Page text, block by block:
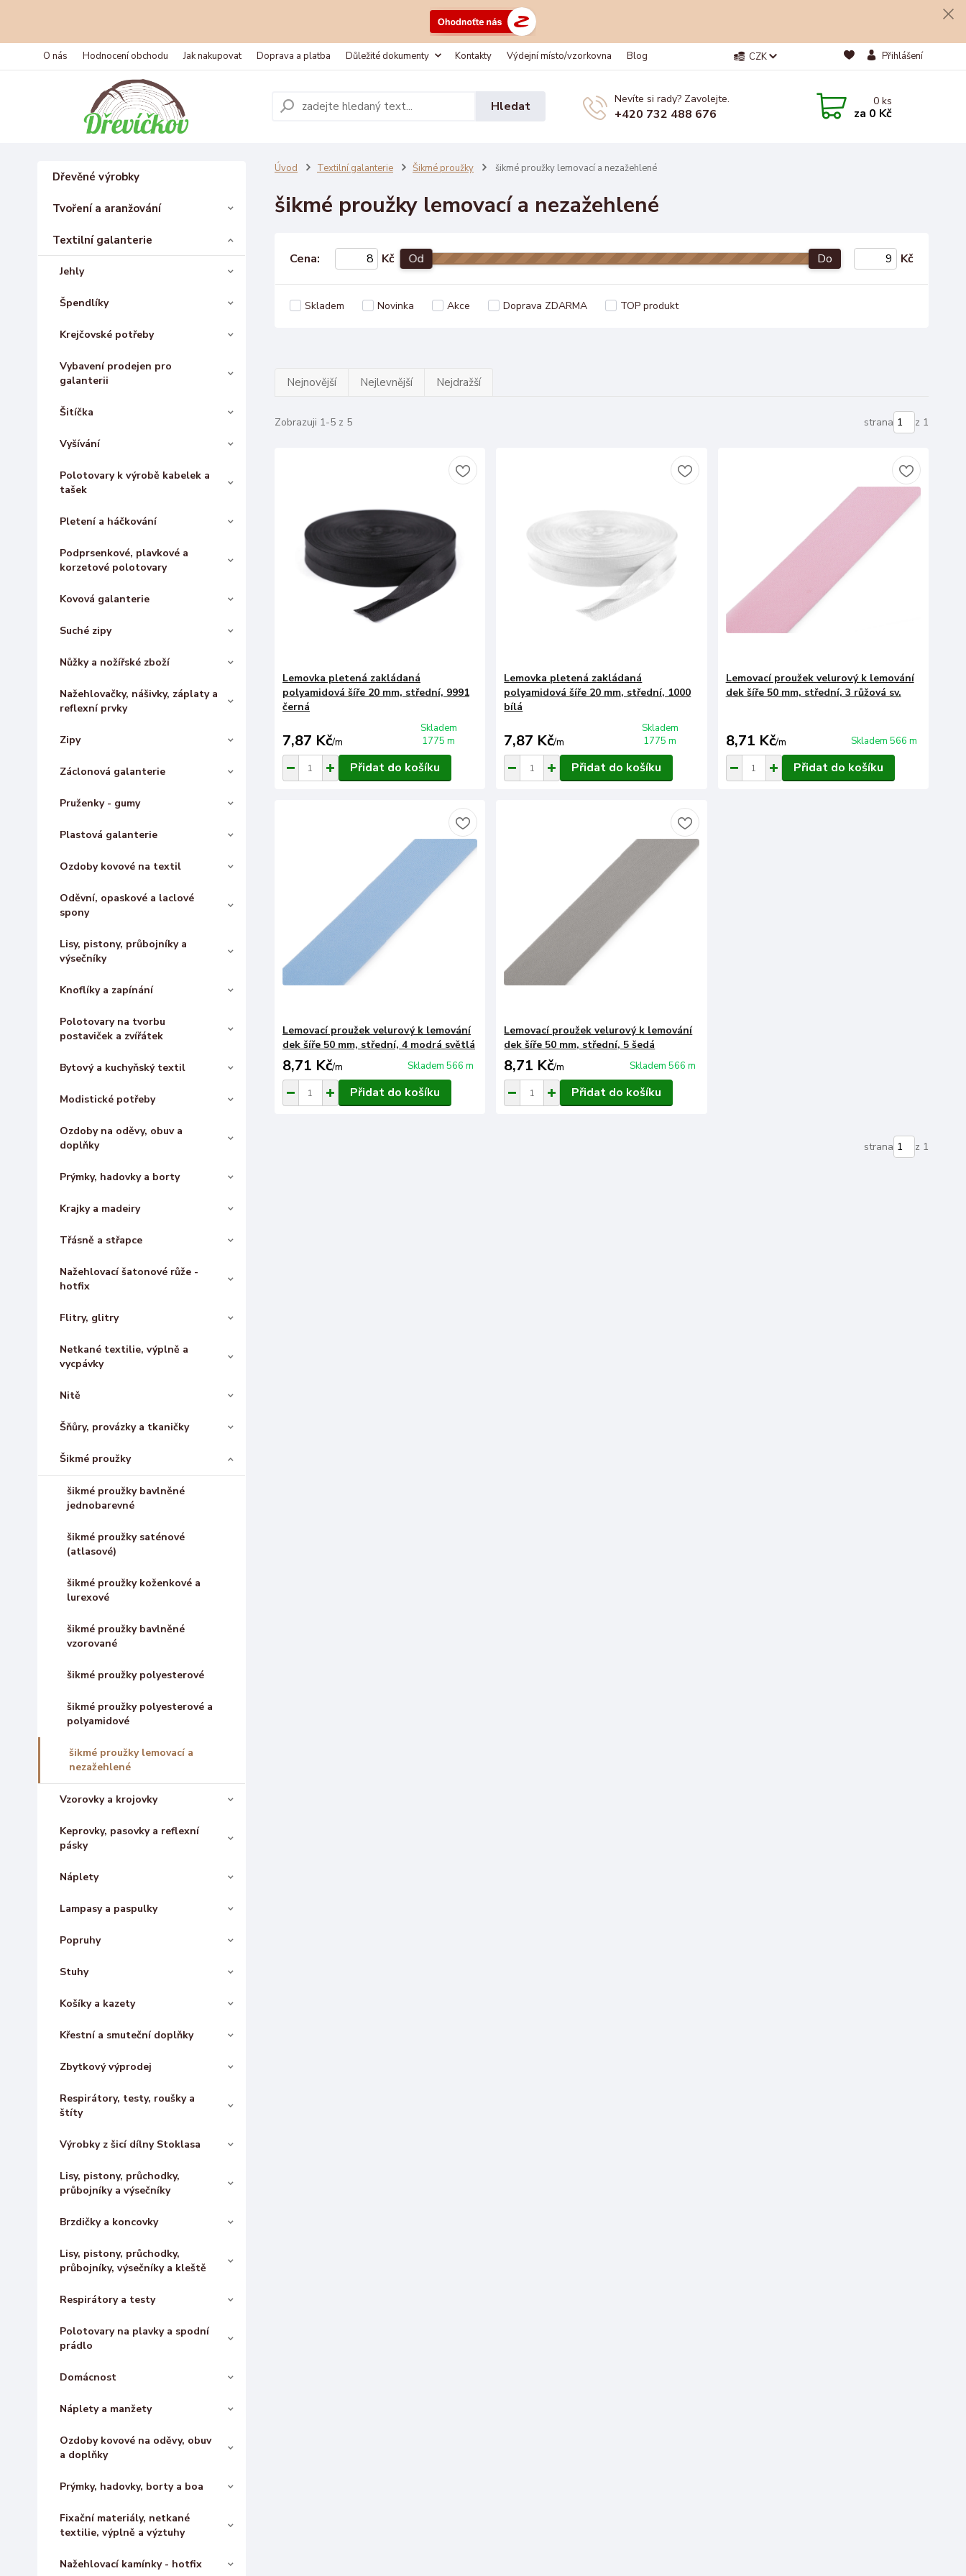
O nás Hodnocení obchodu Jak nakupovat Doprava a platba Důležité dokumenty Kontakty Výdejní místo/vzorkovna Blog CZK Přihlášení
Hledat Nevíte si rady? Zavolejte.
+420 732 488 676
0ks
za 0 Kč
Dřevěné výrobky
Tvoření a aranžování
Textilní galanterie
Jehly
Špendlíky
Krejčovské potřeby
Vybavení prodejen pro
galanterii
Šitíčka
Vyšívání
Polotovary k výrobě kabelek a
tašek
Pletení a háčkování
Podprsenkové, plavkové a
korzetové polotovary
Kovová galanterie
Suché zipy
Nůžky a nožířské zboží
Nažehlovačky, nášivky, záplaty a
reflexní prvky
Zipy
Záclonová galanterie
Pruženky - gumy
Plastová galanterie
Ozdoby kovové na textil
Oděvní, opaskové a laclové
spony
Lisy, pistony, průbojníky a
výsečníky
Knoflíky a zapínání
Polotovary na tvorbu
postaviček a zvířátek
Bytový a kuchyňský textil
Modistické potřeby
Ozdoby na oděvy, obuv a
doplňky
Prýmky, hadovky a borty
Krajky a madeiry
Třásně a střapce
Nažehlovací šatonové růže -
hotfix
Flitry, glitry
Netkané textilie, výplně a
vycpávky
Nitě
Šňůry, provázky a tkaničky
Šikmé proužky
šikmé proužky bavlněné
jednobarevné
šikmé proužky saténové
(atlasové)
šikmé proužky koženkové a
lurexové
šikmé proužky bavlněné
vzorované
šikmé proužky polyesterové
šikmé proužky polyesterové a
polyamidové
šikmé proužky lemovací a
nezažehlené
Vzorovky a krojovky
Keprovky, pasovky a reflexní
pásky
Náplety
Lampasy a paspulky
Popruhy
Stuhy
Košíky a kazety
Křestní a smuteční doplňky
Zbytkový výprodej
Respirátory, testy, roušky a
štíty
Výrobky z šicí dílny Stoklasa
Lisy, pistony, průchodky,
průbojníky a výsečníky
Brzdičky a koncovky
Lisy, pistony, průchodky,
průbojníky, výsečníky a kleště
Respirátory a testy
Polotovary na plavky a spodní
prádlo
Domácnost
Náplety a manžety
Ozdoby kovové na oděvy, obuv
a doplňky
Prýmky, hadovky, borty a boa
Fixační materiály, netkané
textilie, výplně a výztuhy
Nažehlovací kamínky - hotfix
Úvod Textilní galanterie Šikmé proužky šikmé proužky lemovací a nezažehlené
šikmé proužky lemovací a nezažehlené
Cena: Kč Od Do Kč
Skladem Novinka Akce Doprava ZDARMA TOP produkt
Nejnovější Nejlevnější Nejdražší
Zobrazuji 1-5 z 5 strana z 1
Lemovka pletená zakládaná
polyamidová šíře 20 mm, střední, 9991
černá
7,87 Kč/m
Skladem
1775 m
Přidat do košíku
Lemovka pletená zakládaná
polyamidová šíře 20 mm, střední, 1000
bílá
7,87 Kč/m
Skladem
1775 m
Přidat do košíku
Lemovací proužek velurový k lemování
dek šíře 50 mm, střední, 3 růžová sv.
8,71 Kč/m Skladem 566 m
Přidat do košíku
Lemovací proužek velurový k lemování
dek šíře 50 mm, střední, 4 modrá světlá
8,71 Kč/m Skladem 566 m
Přidat do košíku
Lemovací proužek velurový k lemování
dek šíře 50 mm, střední, 5 šedá
8,71 Kč/m Skladem 566 m
Přidat do košíku
strana z 1